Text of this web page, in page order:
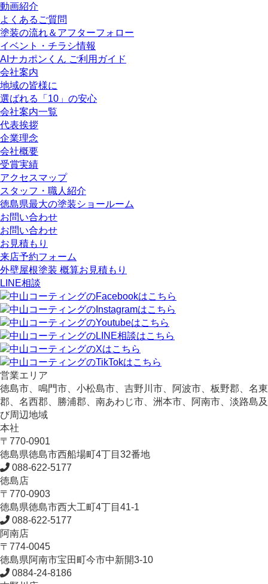
動画紹介
よくあるご質問
塗装の流れ＆アフターフォロー
イベント・チラシ情報
AIナカポンくん ご利用ガイド
会社案内
地域の皆様に
選ばれる「10」の安心
会社案内一覧
代表挨拶
企業理念
会社概要
受賞実績
アクセスマップ
スタッフ・職人紹介
徳島県最大の塗装ショールーム
お問い合わせ
お問い合わせ
お見積もり
来店予約フォーム
外壁屋根塗装 概算お見積もり
LINE相談
営業エリア
徳島市、鳴門市、小松島市、吉野川市、阿波市、板野郡、名東
郡、名西郡、勝浦郡、南あわじ市、洲本市、阿南市、淡路島及
び周辺地域
本社
〒770-0901
徳島県徳島市西船場町4丁目32番地
088-622-5177
徳島店
〒770-0903
徳島県徳島市西大工町4丁目41-1
088-622-5177
阿南店
〒774-0045
徳島県阿南市宝田町今市中新開3-10
0884-24-8186